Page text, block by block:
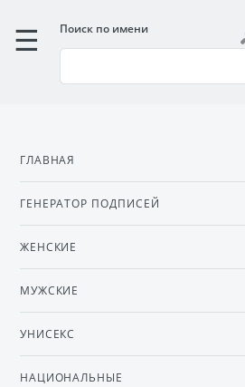
Поиск по имени
ГЛАВНАЯ
ГЕНЕРАТОР ПОДПИСЕЙ
ЖЕНСКИЕ
МУЖСКИЕ
УНИСЕКС
НАЦИОНАЛЬНЫЕ